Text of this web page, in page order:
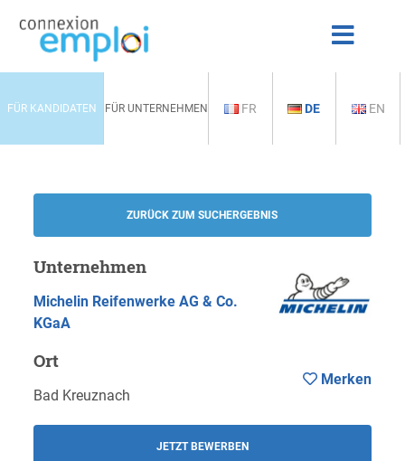
FÜR KANDIDATEN FÜR UNTERNEHMEN FR DE EN
ZURÜCK ZUM SUCHERGEBNIS
Unternehmen
Michelin Reifenwerke AG & Co.
KGaA
Ort
Bad Kreuznach
JETZT BEWERBEN
Merken